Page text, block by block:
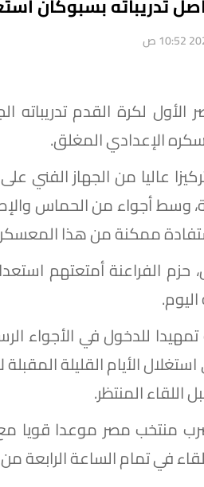
لكرة القدم تدريباته
الإعدادي المغلق.
عاليا من الجهاز الفني
وسط أجواء من الحماس
ممكنة من هذا المعسكر
الفراعنة أمتعتهم
للدخول في الأجواء
الأيام القليلة
اللقاء المنتظر.
منتخب مصر موعدا قويا مع
في تمام الساعة الرابعة